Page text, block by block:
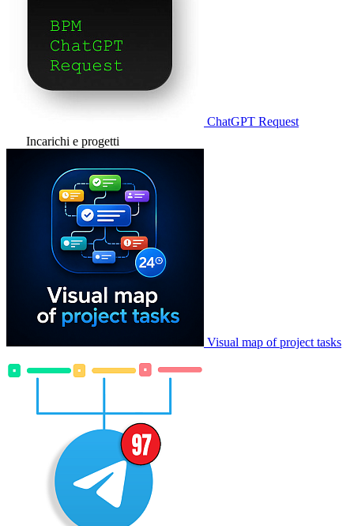
ChatGPT Request
Incarichi e progetti
Visual map of project tasks